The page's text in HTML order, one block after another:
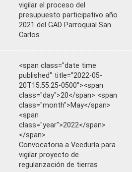
vigilar el proceso del
presupuesto participativo año
2021 del GAD Parroquial San
Carlos
<span class="date time
published" title="2022-05-
20T15:55:25-0500"><span
class="day">20</span> <span
class="month">May</span>
<span
class="year">2022</span>
</span>
Convocatoria a Veeduría para
vigilar proyecto de
regularización de tierras